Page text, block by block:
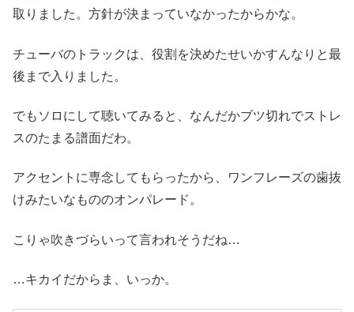
取りました。方針が決まっていなかったからかな。
チューバのトラックは、役割を決めたせいかすんなりと最
後まで入りました。
でもソロにして聴いてみると、なんだかブツ切れでストレ
スのたまる譜面だわ。
アクセントに専念してもらったから、ワンフレーズの歯抜
けみたいなもののオンパレード。
こりゃ吹きづらいって言われそうだね…
…キカイだからま、いっか。